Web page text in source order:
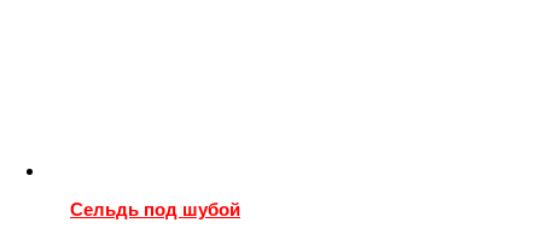
Сельдь под шубой